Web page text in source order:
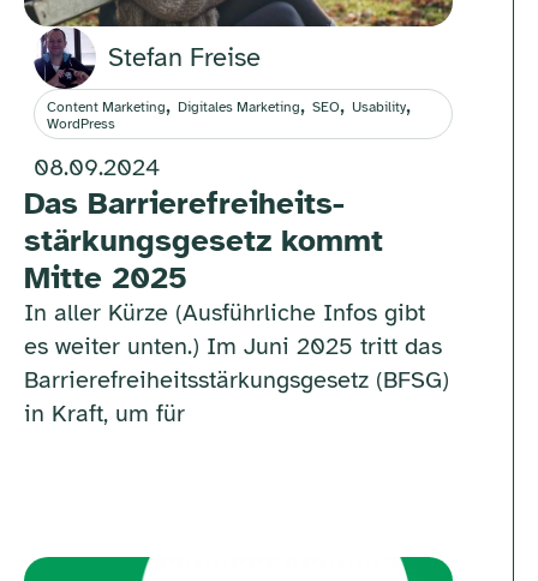
Stefan Freise
Content Marketing, Digitales Marketing, SEO, Usability,
WordPress
08.09.2024
Das Barrierefreiheits-
stärkungsgesetz kommt
Mitte 2025
In aller Kürze (Ausführliche Infos gibt
es weiter unten.) Im Juni 2025 tritt das
Barrierefreiheitsstärkungsgesetz (BFSG)
in Kraft, um für